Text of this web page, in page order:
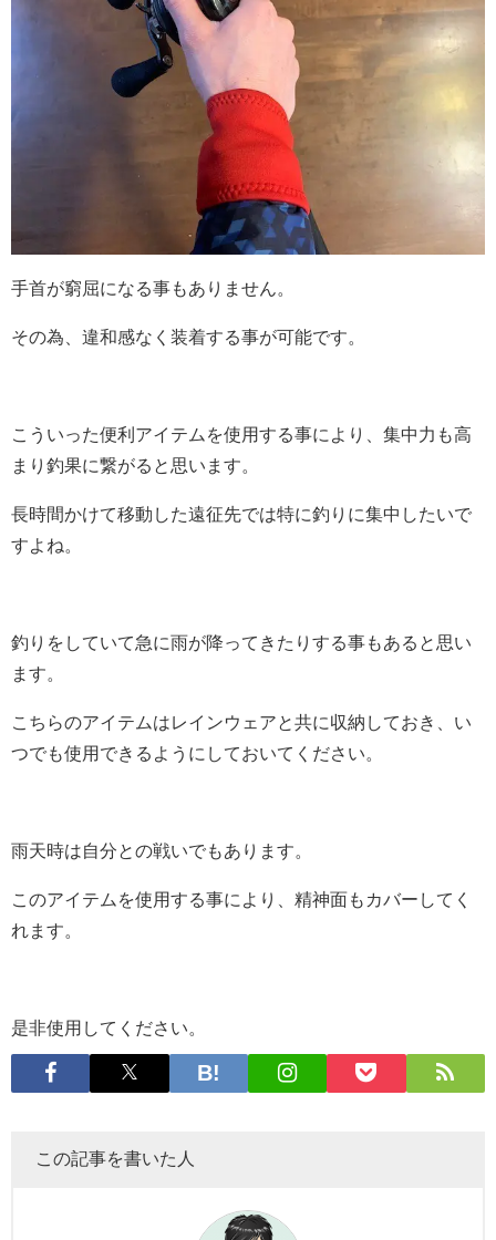
手首が窮屈になる事もありません。
その為、違和感なく装着する事が可能です。
こういった便利アイテムを使用する事により、集中力も高
まり釣果に繋がると思います。
長時間かけて移動した遠征先では特に釣りに集中したいで
すよね。
釣りをしていて急に雨が降ってきたりする事もあると思い
ます。
こちらのアイテムはレインウェアと共に収納しておき、い
つでも使用できるようにしておいてください。
雨天時は自分との戦いでもあります。
このアイテムを使用する事により、精神面もカバーしてく
れます。
是非使用してください。
この記事を書いた人